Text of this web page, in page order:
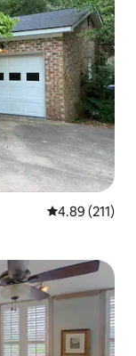
平均评分 4.89
4.89 (211)